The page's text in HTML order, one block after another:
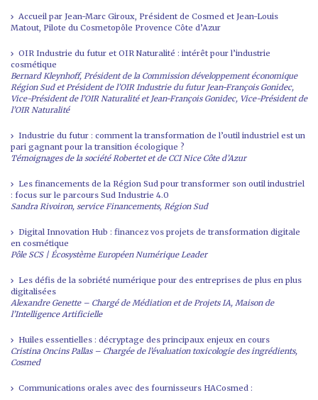
Accueil par Jean-Marc Giroux, Président de Cosmed et Jean-Louis
Matout, Pilote du Cosmetopôle Provence Côte d’Azur
OIR Industrie du futur et OIR Naturalité : intérêt pour l’industrie
cosmétique
Bernard Kleynhoff, Président de la Commission développement économique
Région Sud et Président de l’OIR Industrie du futur Jean-François Gonidec,
Vice-Président de l’OIR Naturalité et Jean-François Gonidec, Vice-Président de
l’OIR Naturalité
Industrie du futur : comment la transformation de l’outil industriel est un
pari gagnant pour la transition écologique ?
Témoignages de la société Robertet et de CCI Nice Côte d’Azur
Les financements de la Région Sud pour transformer son outil industriel
: focus sur le parcours Sud Industrie 4.0
Sandra Rivoiron, service Financements, Région Sud
Digital Innovation Hub : financez vos projets de transformation digitale
en cosmétique
Pôle SCS | Écosystème Européen Numérique Leader
Les défis de la sobriété numérique pour des entreprises de plus en plus
digitalisées
Alexandre Genette – Chargé de Médiation et de Projets IA, Maison de
l’Intelligence Artificielle
Huiles essentielles : décryptage des principaux enjeux en cours
Cristina Oncins Pallas – Chargée de l’évaluation toxicologie des ingrédients,
Cosmed
Communications orales avec des fournisseurs HACosmed :